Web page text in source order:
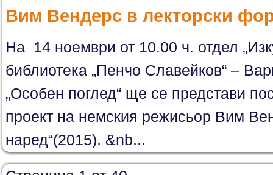
Вим Вендерс в лекторски
На 14 ноември от 10.00 ч. отдел
библиотека „Пенчо Славейков“ –
„Особен поглед“ ще се представи
проект на немския режисьор Вим
наред“(2015). &nb...